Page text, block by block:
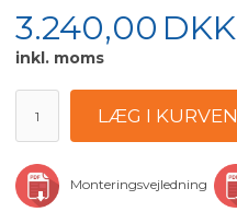
3.240,00 DKK
inkl. moms
Monteringsvejledning